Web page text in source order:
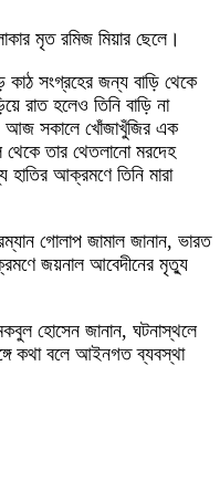
মৃত রমিজ মিয়ার ছেলে।
কাঠ সংগ্রহের জন্য বাড়ি থেকে
রাত হলেও তিনি বাড়ি না
আজ সকালে খোঁজাখুঁজির এক
থেকে তার থেতলানো মরদেহ
হাতির আক্রমণে তিনি মারা
গোলাপ জামাল জানান, ভারত
জয়নাল আবেদীনের মৃত্যু
হোসেন জানান, ঘটনাস্থলে
কথা বলে আইনগত ব্যবস্থা